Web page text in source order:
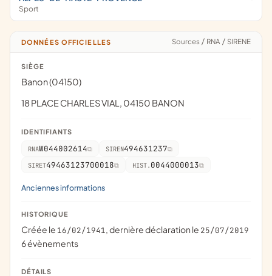
Sport
DONNÉES OFFICIELLES Sources / RNA / SIRENE
SIÈGE
Banon (04150)
18 PLACE CHARLES VIAL, 04150 BANON
IDENTIFIANTS
RNAW044002614 SIREN494631237
SIRET49463123700018 HIST. 0044000013
Anciennes informations
HISTORIQUE
Créée le 16/02/1941, dernière déclaration le 25/07/2019
6 évènements
DÉTAILS